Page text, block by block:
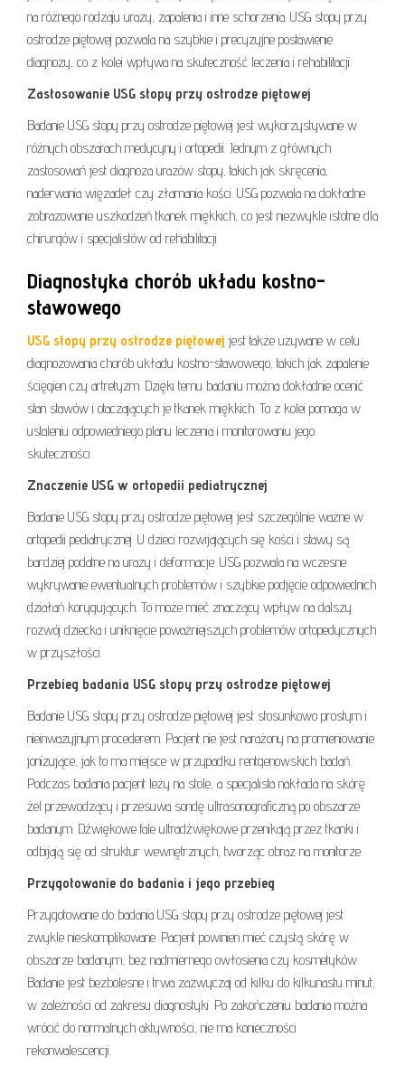
na różnego rodzaju urazy, zapalenia i inne schorzenia. USG stopy przy
ostrodze piętowej pozwala na szybkie i precyzyjne postawienie
diagnozy, co z kolei wpływa na skuteczność leczenia i rehabilitacji.
Zastosowanie USG stopy przy ostrodze piętowej
Badanie USG stopy przy ostrodze piętowej jest wykorzystywane w
różnych obszarach medycyny i ortopedii. Jednym z głównych
zastosowań jest diagnoza urazów stopy, takich jak skręcenia,
naderwania więzadeł czy złamania kości. USG pozwala na dokładne
zobrazowanie uszkodzeń tkanek miękkich, co jest niezwykle istotne dla
chirurgów i specjalistów od rehabilitacji.
Diagnostyka chorób układu kostno-
stawowego
USG stopy przy ostrodze piętowej jest także używane w celu
diagnozowania chorób układu kostno-stawowego, takich jak zapalenie
ścięgien czy artretyzm. Dzięki temu badaniu można dokładnie ocenić
stan stawów i otaczających je tkanek miękkich. To z kolei pomaga w
ustaleniu odpowiedniego planu leczenia i monitorowaniu jego
skuteczności.
Znaczenie USG w ortopedii pediatrycznej
Badanie USG stopy przy ostrodze piętowej jest szczególnie ważne w
ortopedii pediatrycznej. U dzieci rozwijających się kości i stawy są
bardziej podatne na urazy i deformacje. USG pozwala na wczesne
wykrywanie ewentualnych problemów i szybkie podjęcie odpowiednich
działań korygujących. To może mieć znaczący wpływ na dalszy
rozwój dziecka i uniknięcie poważniejszych problemów ortopedycznych
w przyszłości.
Przebieg badania USG stopy przy ostrodze piętowej
Badanie USG stopy przy ostrodze piętowej jest stosunkowo prostym i
nieinwazyjnym procederem. Pacjent nie jest narażony na promieniowanie
jonizujące, jak to ma miejsce w przypadku rentgenowskich badań.
Podczas badania pacjent leży na stole, a specjalista nakłada na skórę
żel przewodzący i przesuwa sondę ultrasonograficzną po obszarze
badanym. Dźwiękowe fale ultradźwiękowe przenikają przez tkanki i
odbijają się od struktur wewnętrznych, tworząc obraz na monitorze.
Przygotowanie do badania i jego przebieg
Przygotowanie do badania USG stopy przy ostrodze piętowej jest
zwykle nieskomplikowane. Pacjent powinien mieć czystą skórę w
obszarze badanym, bez nadmiernego owłosienia czy kosmetyków.
Badanie jest bezbolesne i trwa zazwyczaj od kilku do kilkunastu minut,
w zależności od zakresu diagnostyki. Po zakończeniu badania można
wrócić do normalnych aktywności, nie ma konieczności
rekonwalescencji.